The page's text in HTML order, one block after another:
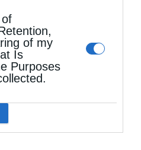
of my
Is
Purposes
να ηγηθεί πνευματικά της
κοινωνίας
ΕΠΙΣΗΣ